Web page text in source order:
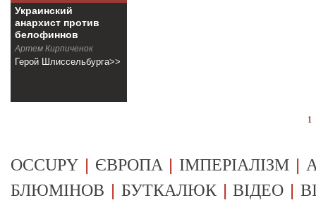
Украинский
анархист против
белофиннов
Артем Кирпиченок
Герой Шлиссельбурга>>
1
OCCUPY | ЄВРОПА | ІМПЕРІАЛІЗМ |
БЛЮМІНОВ | БУТКАЛЮК|ВІДЕО |